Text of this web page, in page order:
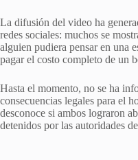
La difusión del video ha
redes sociales: muchos se
alguien pudiera pensar en una
pagar el costo completo de un
Hasta el momento, no se ha
consecuencias legales para el
desconoce si ambos lograron
detenidos por las autoridades